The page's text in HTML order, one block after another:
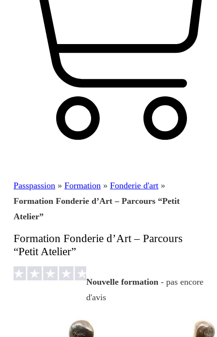
Passpassion » Formation » Fonderie d'art »
Formation Fonderie d’Art – Parcours “Petit
Atelier”
Formation Fonderie d’Art – Parcours
“Petit Atelier”
Nouvelle formation - pas encore
d'avis